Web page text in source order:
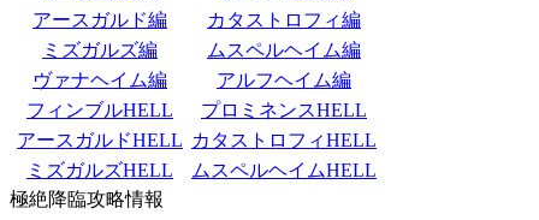
アースガルド編
カタストロフィ編
ミズガルズ編
ムスペルヘイム編
ヴァナヘイム編
アルフヘイム編
フィンブルHELL
プロミネンスHELL
アースガルドHELL カタストロフィHELL
ミズガルズHELL
ムスペルヘイムHELL
極絶降臨攻略情報